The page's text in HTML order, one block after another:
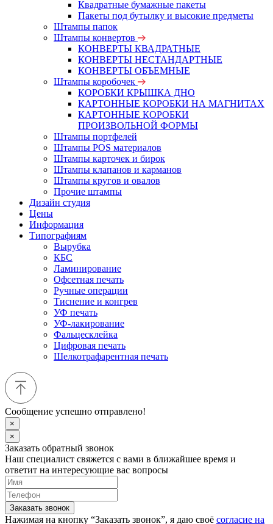
Квадратные бумажные пакеты
Пакеты под бутылку и высокие предметы
Штампы папок
Штампы конвертов
КОНВЕРТЫ КВАДРАТНЫЕ
КОНВЕРТЫ НЕСТАНДАРТНЫЕ
КОНВЕРТЫ ОБЪЕМНЫЕ
Штампы коробочек
КОРОБКИ КРЫШКА ДНО
КАРТОННЫЕ КОРОБКИ НА МАГНИТАХ
КАРТОННЫЕ КОРОБКИ
ПРОИЗВОЛЬНОЙ ФОРМЫ
Штампы портфелей
Штампы POS материалов
Штампы карточек и бирок
Штампы клапанов и карманов
Штампы кругов и овалов
Прочие штампы
Дизайн студия
Цены
Информация
Типографиям
Вырубка
КБС
Ламинирование
Офсетная печать
Ручные операции
Тиснение и конгрев
УФ печать
УФ-лакирование
Фальцесклейка
Цифровая печать
Шелкотрафарентная печать
Сообщение успешно отправлено!
×
×
Заказать обратный звонок
Наш специалист свяжется с вами в ближайшее время и
ответит на интересующие вас вопросы
Заказать звонок
Нажимая на кнопку “Заказать звонок”, я даю своё согласие на